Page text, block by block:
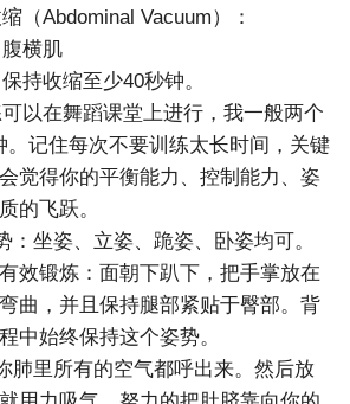
（Abdominal Vacuum）：
横肌
持收缩至少40秒钟。
以在舞蹈课堂上进行，我一般两个
。记住每次不要训练太长时间，关键
觉得你的平衡能力、控制能力、姿
的飞跃。
坐姿、立姿、跪姿、卧姿均可。
效锻炼：面朝下趴下，把手掌放在
曲，并且保持腿部紧贴于臀部。背
中始终保持这个姿势。
里所有的空气都呼出来。然后放